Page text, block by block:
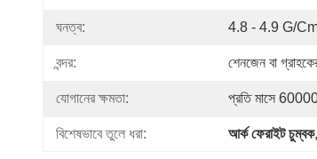
ঘনত্ব: 4.8 - 4.9 G/
বন্দর: শেনজেন বা
যোগানের ক্ষমতা: প্রতি মাসে
বিশেষভাবে তুলে ধরা: আর্ক ফেরাইট চুম্বক,